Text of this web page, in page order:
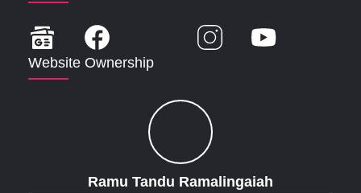
Website Ownership
Ramu Tandu Ramalingaiah